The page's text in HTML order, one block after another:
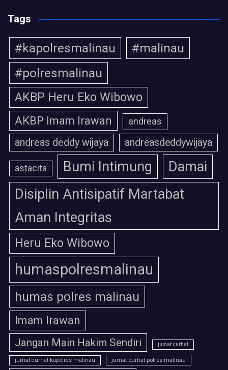
Tags
#kapolresmalinau
#malinau
#polresmalinau
AKBP Heru Eko Wibowo
AKBP Imam Irawan andreas
andreas deddy wijaya andreasdeddywijaya
astacita Bumi Intimung
Damai
Disiplin Antisipatif Martabat
Aman Integritas
Heru Eko Wibowo
humaspolresmalinau
humas polres malinau
Imam Irawan
Jangan Main Hakim Sendiri jumat curhat
jumat curhat kapolres malinau jumat curhat polres malinau